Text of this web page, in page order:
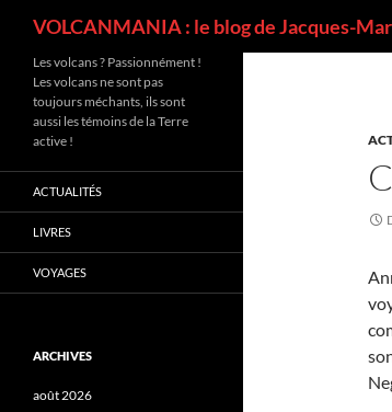
VOLCANMANIA : le blog de Jacques-
Les volcans ? Passionnément !
Les volcans ne sont pas
toujours méchants, ils sont
aussi les témoins de la Terre
active !
ACTUALITÉS
LIVRES
VOYAGES
ARCHIVES
août 2026